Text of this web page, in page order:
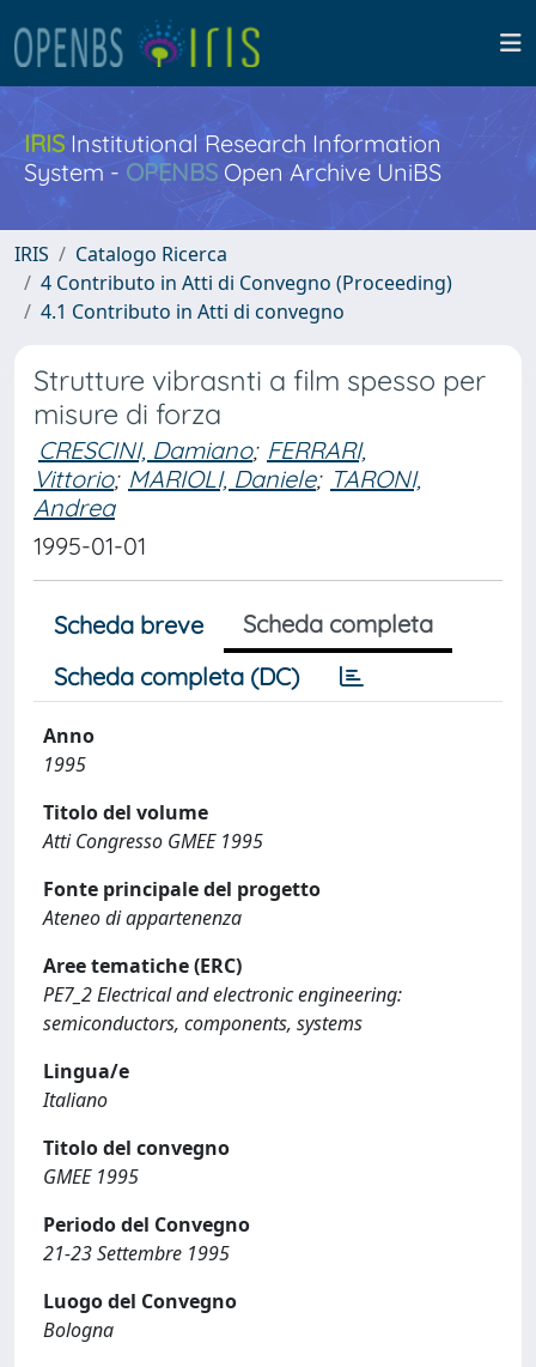
IRISInstitutional Research Information
System - OPENBS Open Archive UniBS
IRIS
Catalogo Ricerca
4 Contributo in Atti di Convegno (Proceeding)
4.1 Contributo in Atti di convegno
Strutture vibrasnti a film spesso per
misure di forza
CRESCINI, Damiano; FERRARI,
Vittorio; MARIOLI, Daniele; TARONI,
Andrea
1995-01-01
Scheda breve
Scheda completa
Scheda completa (DC)
Anno
1995
Titolo del volume
Atti Congresso GMEE 1995
Fonte principale del progetto
Ateneo di appartenenza
Aree tematiche (ERC)
PE7_2 Electrical and electronic engineering:
semiconductors, components, systems
Lingua/e
Italiano
Titolo del convegno
GMEE 1995
Periodo del Convegno
21-23 Settembre 1995
Luogo del Convegno
Bologna